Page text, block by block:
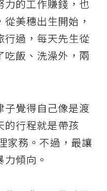
力的工作賺錢，也
美穗出生開始，
行過，每天先生從
吃飯、洗澡外，兩
子覺得自己像是渡
的行程就是帶孩
家務。不過，最讓
傾向。